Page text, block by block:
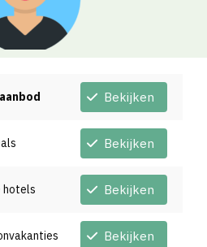
Bekijken
Bekijken
hotels Bekijken
Bekijken